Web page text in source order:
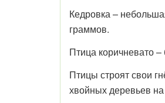
Кедровка –
граммов.
Птица коричневато
Птицы строят свои
хвойных деревьев